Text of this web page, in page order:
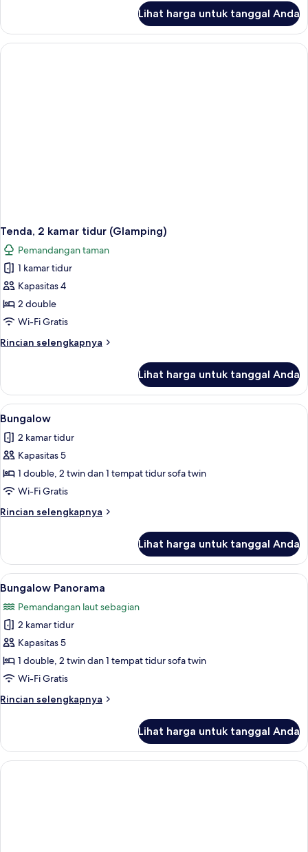
kecil
(2
pax)
Bungalow,
kamar
Lihat harga untuk tanggal Anda
Tenda, 2 kamar tidur (Glamping)
Pemandangan taman
1 kamar tidur
Kapasitas 4
2 double
Wi-Fi Gratis
Rincian selengkapnya
Rincian
Tenda,
kamar
tidur
(Glamping)
Lihat harga untuk tanggal Anda
Lihat
semua
foto
untuk
Bungalow
Bungalow | 1 kamar tidur, Wi-Fi
6
Bungalow
2 kamar tidur
Kapasitas 5
1 double, 2 twin dan 1 tempat tidur sofa twin
Wi-Fi Gratis
Rincian selengkapnya
Rincian
Bungalow
Lihat harga untuk tanggal Anda
Lihat
semua
foto
untuk
Bungalow
Panorama
Bungalow Panorama | 1 kamar tidur,
7
Bungalow Panorama
Pemandangan laut sebagian
2 kamar tidur
Kapasitas 5
1 double, 2 twin dan 1 tempat tidur sofa twin
Wi-Fi Gratis
Rincian selengkapnya
Rincian
Bungalow
Panorama
Lihat harga untuk tanggal Anda